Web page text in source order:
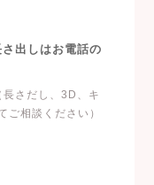
出しはお電話の
長さだし、3D、キ
ご相談ください）